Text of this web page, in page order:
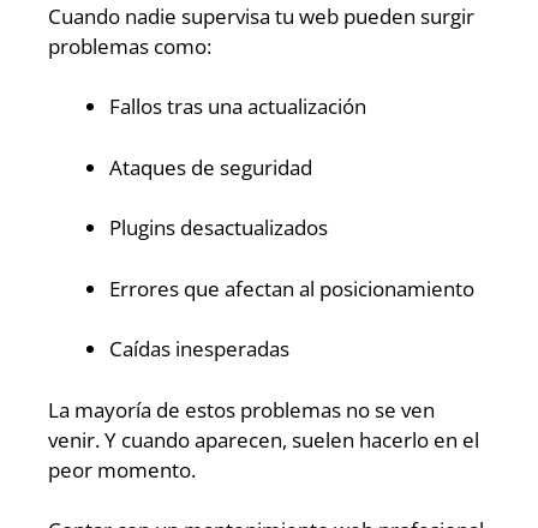
Cuando nadie supervisa tu web pueden surgir
problemas como:
Fallos tras una actualización
Ataques de seguridad
Plugins desactualizados
Errores que afectan al posicionamiento
Caídas inesperadas
La mayoría de estos problemas no se ven
venir. Y cuando aparecen, suelen hacerlo en el
peor momento.